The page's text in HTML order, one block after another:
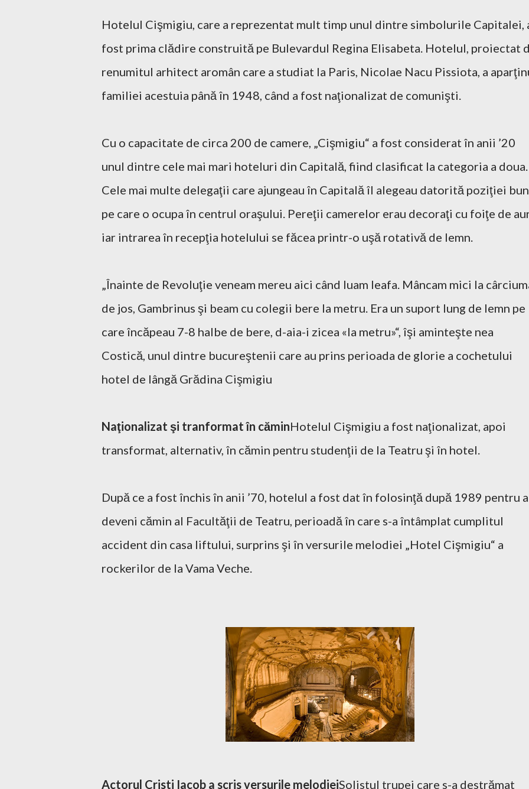
Hotelul Cişmigiu, care a reprezentat mult timp unul dintre simbolurile Capitalei,
fost prima clădire construită pe Bulevardul Regina Elisabeta. Hotelul, proiectat
renumitul arhitect aromân care a studiat la Paris, Nicolae Nacu Pissiota, a
familiei acestuia până în 1948, când a fost naţionalizat de comunişti.
Cu o capacitate de circa 200 de camere, „Cişmigiu“ a fost considerat în anii ’20
unul dintre cele mai mari hoteluri din Capitală, fiind clasificat la categoria a doua.
Cele mai multe delegaţii care ajungeau în Capitală îl alegeau datorită poziţiei
pe care o ocupa în centrul oraşului. Pereţii camerelor erau decoraţi cu foiţe de
iar intrarea în recepţia hotelului se făcea printr-o uşă rotativă de lemn.
„Înainte de Revoluţie veneam mereu aici când luam leafa. Mâncam mici la
de jos, Gambrinus şi beam cu colegii bere la metru. Era un suport lung de lemn pe
care încăpeau 7-8 halbe de bere, d-aia-i zicea «la metru»“, îşi aminteşte nea
Costică, unul dintre bucureştenii care au prins perioada de glorie a cochetului
hotel de lângă Grădina Cişmigiu
Naţionalizat şi tranformat în căminHotelul Cişmigiu a fost naţionalizat, apoi
transformat, alternativ, în cămin pentru studenţii de la Teatru şi în hotel.
După ce a fost închis în anii ’70, hotelul a fost dat în folosinţă după 1989 pentru a
deveni cămin al Facultăţii de Teatru, perioadă în care s-a întâmplat cumplitul
accident din casa liftului, surprins şi în versurile melodiei „Hotel Cişmigiu“ a
rockerilor de la Vama Veche.
Actorul Cristi Iacob a scris versurile melodieiSolistul trupei care s-a destrămat